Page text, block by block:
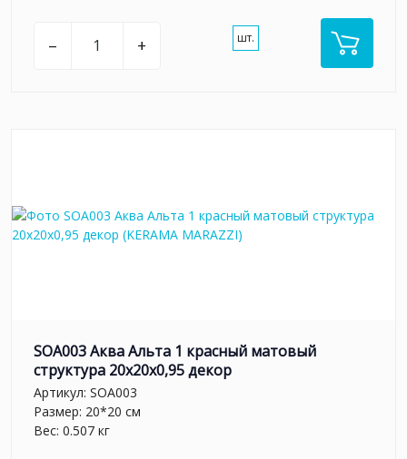
– + шт.
SOA003 Аква Альта 1 красный матовый
структура 20x20x0,95 декор
Артикул: SOA003
Размер: 20*20 см
Вес: 0.507 кг